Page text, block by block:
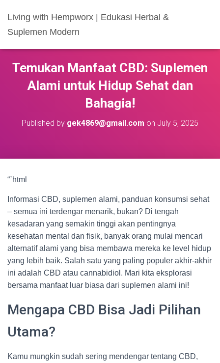
Living with Hempworx | Edukasi Herbal &
Suplemen Modern
Temukan Manfaat CBD: Suplemen
Alami untuk Hidup Sehat dan
Bahagia!
Published by gek4869@gmail.com on July 5, 2025
“`html
Informasi CBD, suplemen alami, panduan konsumsi sehat
– semua ini terdengar menarik, bukan? Di tengah
kesadaran yang semakin tinggi akan pentingnya
kesehatan mental dan fisik, banyak orang mulai mencari
alternatif alami yang bisa membawa mereka ke level hidup
yang lebih baik. Salah satu yang paling populer akhir-akhir
ini adalah CBD atau cannabidiol. Mari kita eksplorasi
bersama manfaat luar biasa dari suplemen alami ini!
Mengapa CBD Bisa Jadi Pilihan
Utama?
Kamu mungkin sudah sering mendengar tentang CBD,